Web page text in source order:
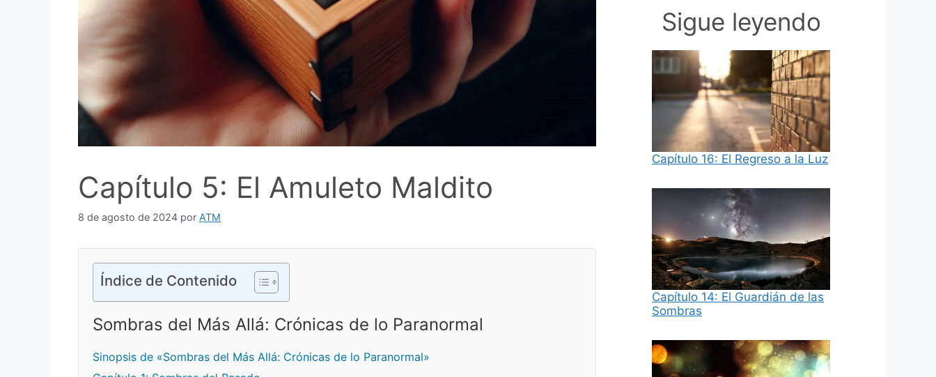
Capítulo 5: El Amuleto Maldito
8 de agosto de 2024 por ATM
Índice de Contenido
Sombras del Más Allá: Crónicas de lo Paranormal
Sinopsis de «Sombras del Más Allá: Crónicas de lo Paranormal»
Sigue leyendo
Capítulo 16: El Regreso a la Luz
Capítulo 14: El Guardián de las
Sombras